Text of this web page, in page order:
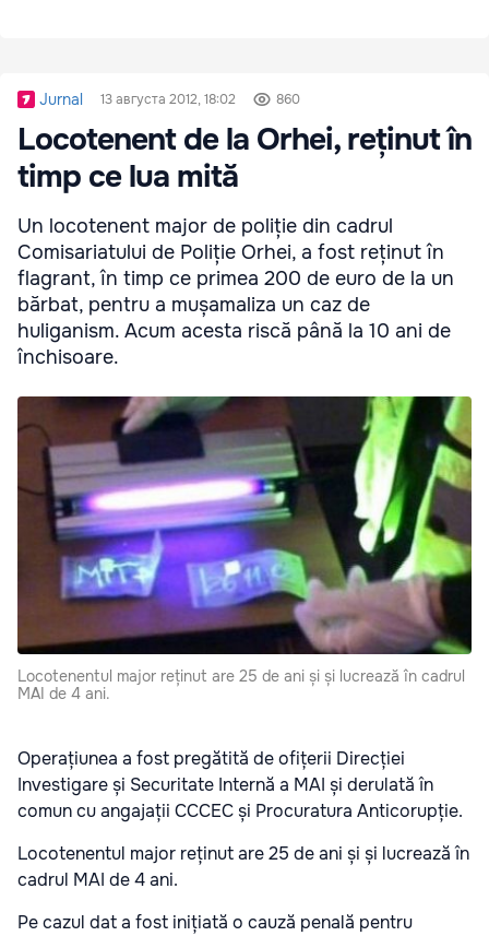
Jurnal 13 августа 2012, 18:02 860
Locotenent de la Orhei, reținut în
timp ce lua mită
Un locotenent major de poliție din cadrul
Comisariatului de Poliție Orhei, a fost reținut în
flagrant, în timp ce primea 200 de euro de la un
bărbat, pentru a mușamaliza un caz de
huliganism. Acum acesta riscă până la 10 ani de
închisoare.
Locotenentul major reținut are 25 de ani și și lucrează în cadrul
MAI de 4 ani.
Operațiunea a fost pregătită de ofițerii Direcției
Investigare și Securitate Internă a MAI și derulată în
comun cu angajații CCCEC și Procuratura Anticorupție.
Locotenentul major reținut are 25 de ani și și lucrează în
cadrul MAI de 4 ani.
Pe cazul dat a fost inițiată o cauză penală pentru